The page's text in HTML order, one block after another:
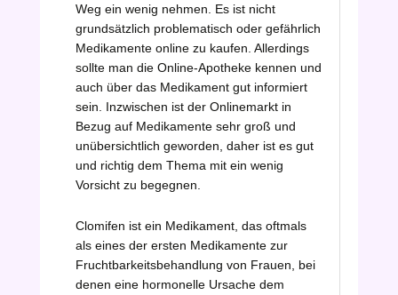
Weg ein wenig nehmen. Es ist nicht
grundsätzlich problematisch oder gefährlich
Medikamente online zu kaufen. Allerdings
sollte man die Online-Apotheke kennen und
auch über das Medikament gut informiert
sein. Inzwischen ist der Onlinemarkt in
Bezug auf Medikamente sehr groß und
unübersichtlich geworden, daher ist es gut
und richtig dem Thema mit ein wenig
Vorsicht zu begegnen.
Clomifen ist ein Medikament, das oftmals
als eines der ersten Medikamente zur
Fruchtbarkeitsbehandlung von Frauen, bei
denen eine hormonelle Ursache dem